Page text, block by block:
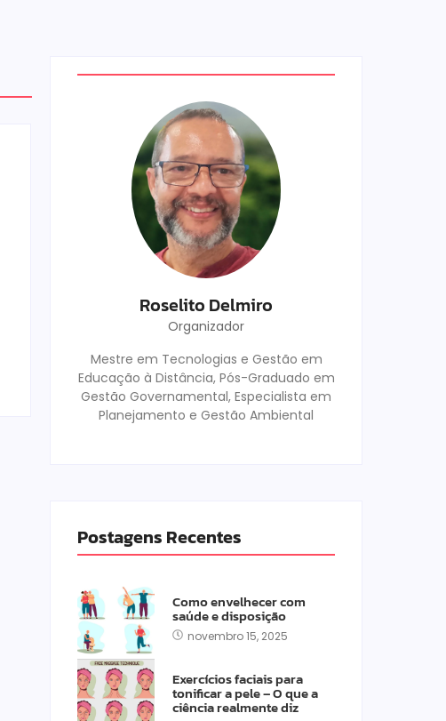
Roselito Delmiro
Organizador
Mestre em Tecnologias e Gestão em
Educação à Distância, Pós-Graduado em
Gestão Governamental, Especialista em
Planejamento e Gestão Ambiental
Postagens Recentes
Como envelhecer com
saúde e disposição
novembro 15, 2025
Exercícios faciais para
tonificar a pele – O que a
ciência realmente diz